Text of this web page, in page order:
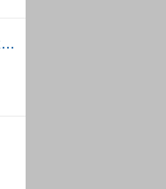
St-Silvester.Forstinning@kita.erzbistum-muenchen.de